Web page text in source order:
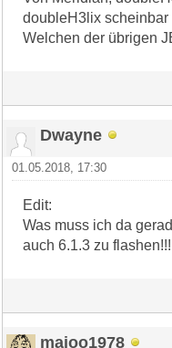
doubleH3lix scheinbar
Welchen der übrigen
Dwayne
01.05.2018, 17:30
Edit:
Was muss ich da
auch 6.1.3 zu
majoo1978